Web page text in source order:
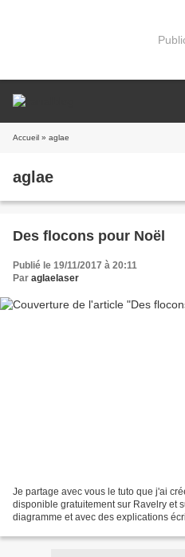
Accueil » aglae
aglae
Des flocons pour Noël
Publié le 19/11/2017 à 20:11
Par aglaelaser
Je partage avec vous le tuto que j'ai
disponible gratuitement sur Ravelry et
diagramme et avec des explications